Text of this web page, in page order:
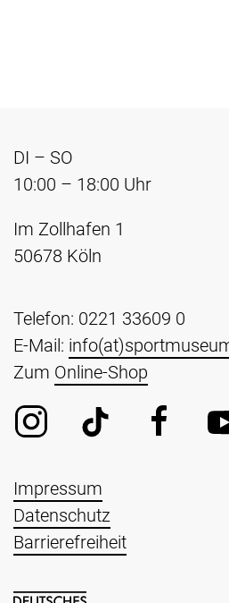
DI – SO
10:00 – 18:00 Uhr
Im Zollhafen 1
50678 Köln
Telefon: 0221 33609 0
E-Mail:
Zum Online-Shop
Impressum
Datenschutz
Barrierefreiheit